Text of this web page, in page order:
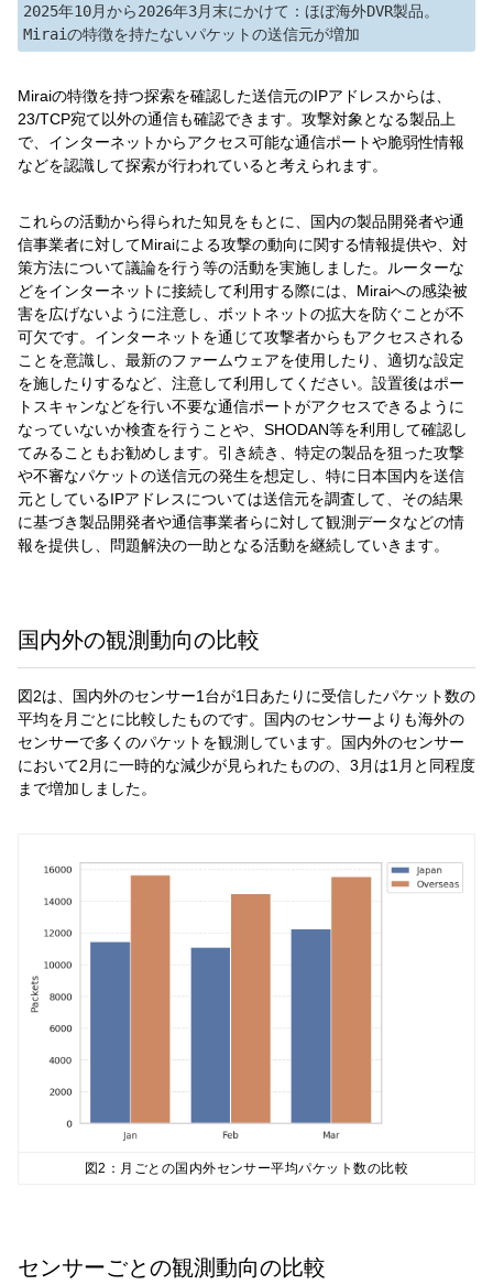
2025年10月から2026年3月末にかけて：ほぼ海外DVR製品。
Miraiの特徴を持つ探索を確認した送信元のIPアドレスからは、
23/TCP宛て以外の通信も確認できます。攻撃対象となる製品上
で、インターネットからアクセス可能な通信ポートや脆弱性情報
などを認識して探索が行われていると考えられます。
これらの活動から得られた知見をもとに、国内の製品開発者や通
信事業者に対してMiraiによる攻撃の動向に関する情報提供や、対
策方法について議論を行う等の活動を実施しました。ルーターな
どをインターネットに接続して利用する際には、Miraiへの感染被
害を広げないように注意し、ボットネットの拡大を防ぐことが不
可欠です。インターネットを通じて攻撃者からもアクセスされる
ことを意識し、最新のファームウェアを使用したり、適切な設定
を施したりするなど、注意して利用してください。設置後はポー
トスキャンなどを行い不要な通信ポートがアクセスできるように
なっていないか検査を行うことや、SHODAN等を利用して確認し
てみることもお勧めします。引き続き、特定の製品を狙った攻撃
や不審なパケットの送信元の発生を想定し、特に日本国内を送信
元としているIPアドレスについては送信元を調査して、その結果
に基づき製品開発者や通信事業者らに対して観測データなどの情
報を提供し、問題解決の一助となる活動を継続していきます。
国内外の観測動向の比較
図2は、国内外のセンサー1台が1日あたりに受信したパケット数の
平均を月ごとに比較したものです。国内のセンサーよりも海外の
センサーで多くのパケットを観測しています。国内外のセンサー
において2月に一時的な減少が見られたものの、3月は1月と同程度
まで増加しました。
図2：月ごとの国内外センサー平均パケット数の比較
センサーごとの観測動向の比較